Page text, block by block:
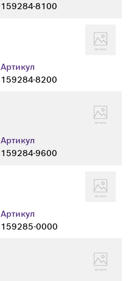
159284-8100
Артикул
159284-8200
Артикул
159284-9600
Артикул
159285-0000